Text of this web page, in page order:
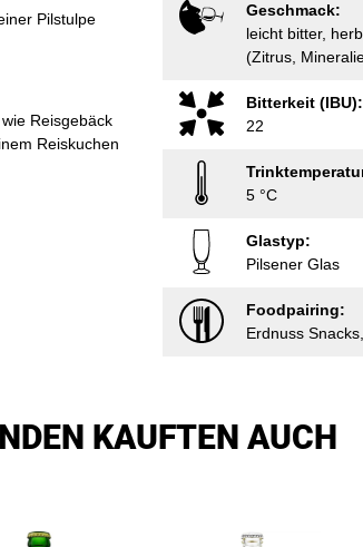
Pilstulpe
Reisgebäck
Reiskuchen
Geschmack:
leicht bitter,
(Zitrus,
Bitterkeit (IBU):
22
5 °C
Glastyp:
Pilsener Glas
Foodpairing:
Erdnuss
KAUFTEN AUCH